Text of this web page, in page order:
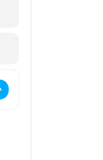
SUB11,SUB15,SUB19 Y